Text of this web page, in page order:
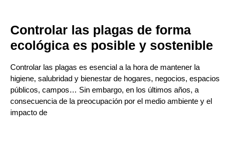
Controlar las plagas de forma
ecológica es posible y sostenible
Controlar las plagas es esencial a la hora de mantener la
higiene, salubridad y bienestar de hogares, negocios, espacios
públicos, campos… Sin embargo, en los últimos años, a
consecuencia de la preocupación por el medio ambiente y el
impacto de